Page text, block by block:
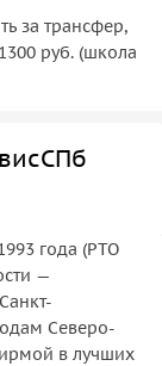
за трансфер,
руб. (школа
года (РТО
—
Северо-
в лучших